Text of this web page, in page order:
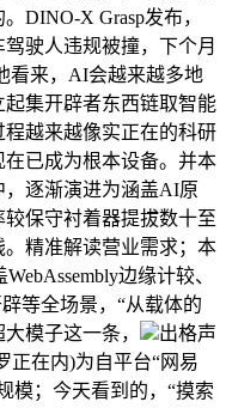
DINO-X Grasp发布，
驶人违规被撞，下个月
看来，AI会越来越多地
集开辟者东西链取智能
越来越像实正在的科研
已成为根本设备。并本
逐渐演进为涵盖AI原
保守衬着器提拔数十至
精准解读营业需求；本
边缘计较、
等全场景，“从载体的
模子这一条，
出格声
正在内)为自平台“网易
模；今天看到的，“摸索